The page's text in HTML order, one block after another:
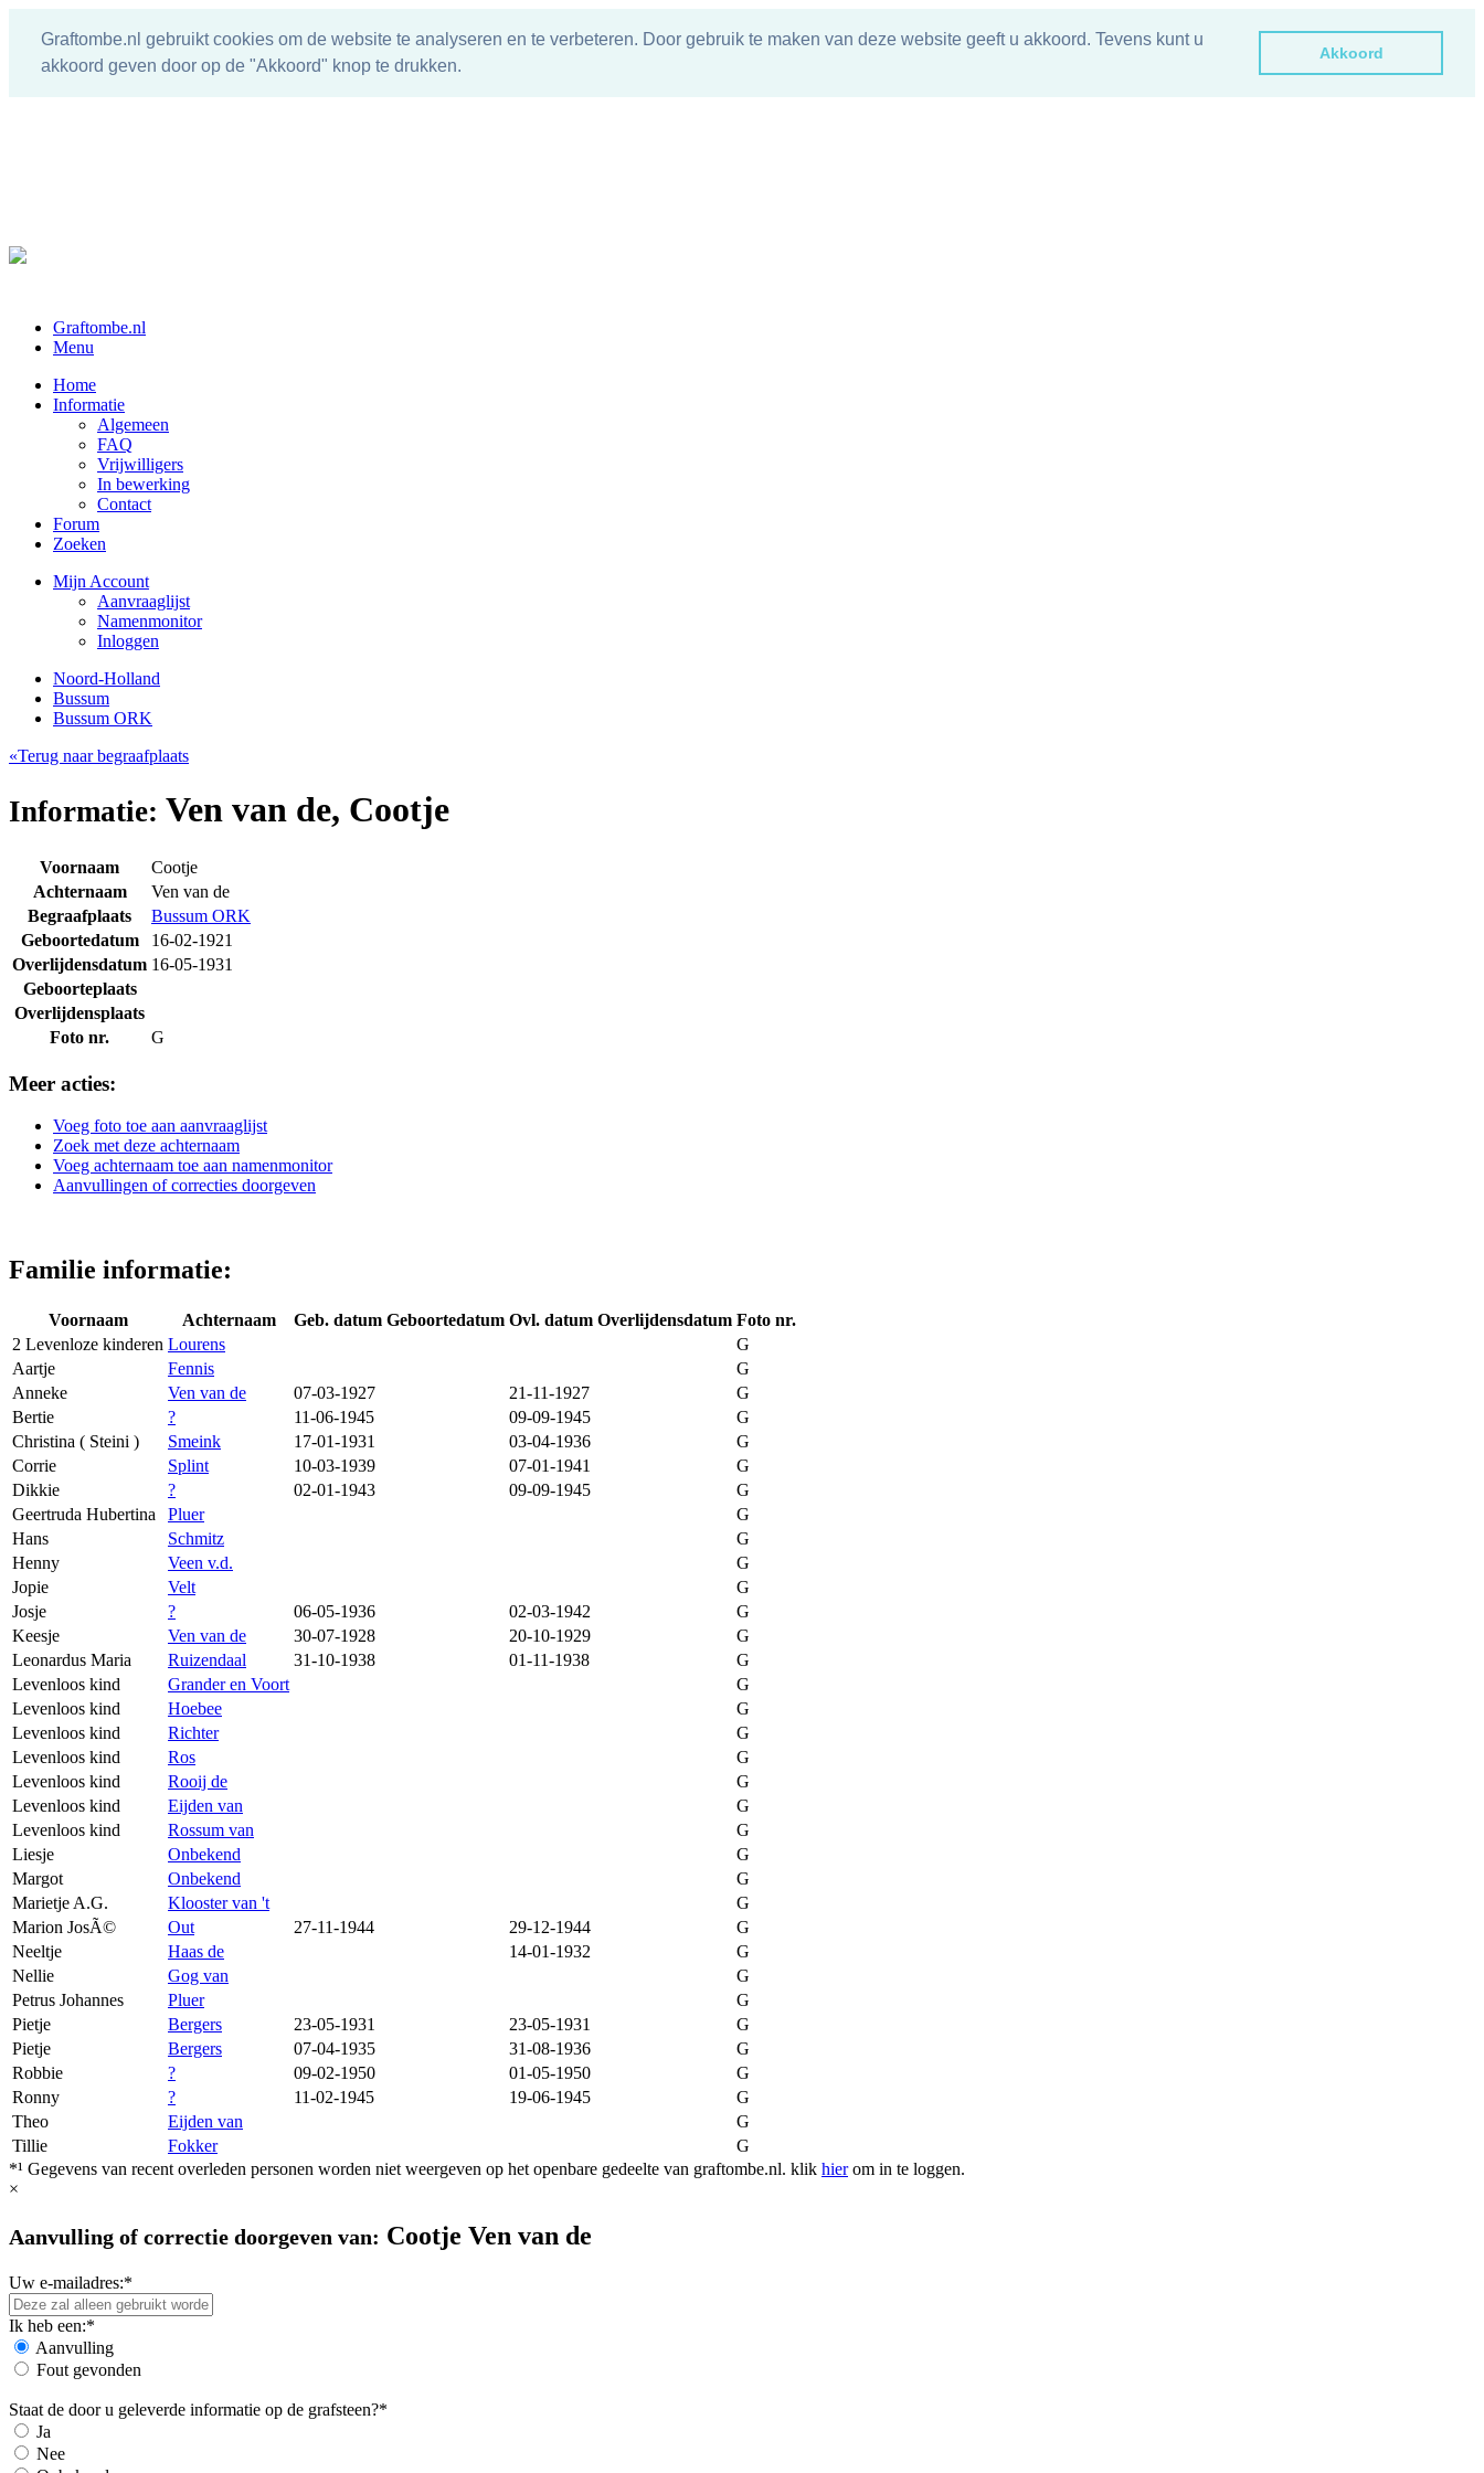
Graftombe.nl gebruikt cookies om de website te analyseren en te verbeteren. Door gebruik te maken van deze website geeft u akkoord. Tevens kunt u
akkoord geven door op de "Akkoord" knop te drukken.
Akkoord
Graftombe.nl
Menu
Home
Informatie
Algemeen
FAQ
Vrijwilligers
In bewerking
Contact
Forum
Zoeken
Mijn Account
Aanvraaglijst
Namenmonitor
Inloggen
Noord-Holland
Bussum
Bussum ORK
«Terug naar begraafplaats
Informatie: Ven van de, Cootje
Voornaam
Cootje
Achternaam
Ven van de
Begraafplaats
Bussum ORK
Geboortedatum
16-02-1921
Overlijdensdatum 16-05-1931
Geboorteplaats
Overlijdensplaats
Foto nr.
G
Meer acties:
Voeg foto toe aan aanvraaglijst
Zoek met deze achternaam
Voeg achternaam toe aan namenmonitor
Aanvullingen of correcties doorgeven
Familie informatie:
Voornaam Achternaam Geb. datum Geboortedatum Ovl. datum Overlijdensdatum Foto nr.
2 Levenloze kinderen Lourens
G
Aartje
Fennis
G
Anneke
Ven van de 07-03-1927 21-11-1927
G
Bertie
? 11-06-1945 09-09-1945
G
Christina ( Steini )
Smeink 17-01-1931 03-04-1936
G
Corrie
Splint 10-03-1939 07-01-1941
G
Dikkie
? 02-01-1943 09-09-1945
G
Geertruda Hubertina
Pluer
G
Hans
Schmitz
G
Henny
Veen v.d.
G
Jopie
Velt
G
Josje
? 06-05-1936 02-03-1942
G
Keesje
Ven van de 30-07-1928 20-10-1929
G
Leonardus Maria
Ruizendaal 31-10-1938 01-11-1938
G
Levenloos kind
Grander en Voort
G
Levenloos kind
Hoebee
G
Levenloos kind
Richter
G
Levenloos kind
Ros
G
Levenloos kind
Rooij de
G
Levenloos kind
Eijden van
G
Levenloos kind
Rossum van
G
Liesje
Onbekend
G
Margot
Onbekend
G
Marietje A.G.
Klooster van 't
G
Marion JosÃ©
Out 27-11-1944 29-12-1944
G
Neeltje
Haas de 14-01-1932
G
Nellie
Gog van
G
Petrus Johannes
Pluer
G
Pietje
Bergers 23-05-1931 23-05-1931
G
Pietje
Bergers 07-04-1935 31-08-1936
G
Robbie
? 09-02-1950 01-05-1950
G
Ronny
? 11-02-1945 19-06-1945
G
Theo
Eijden van
G
Tillie
Fokker
G
*¹ Gegevens van recent overleden personen worden niet weergeven op het openbare gedeelte van graftombe.nl. klik hierom in te loggen.
×
Aanvulling of correctie doorgeven van: Cootje Ven van de
Uw e-mailadres:*
Ik heb een:*
Aanvulling
Fout gevonden
Staat de door u geleverde informatie op de grafsteen?*
Ja
Nee